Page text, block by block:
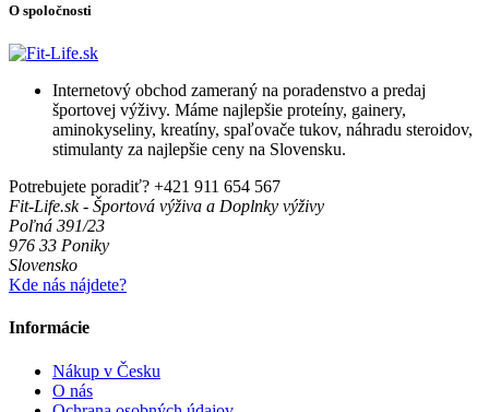
O spoločnosti
Internetový obchod zameraný na poradenstvo a predaj
športovej výživy. Máme najlepšie proteíny, gainery,
aminokyseliny, kreatíny, spaľovače tukov, náhradu steroidov,
stimulanty za najlepšie ceny na Slovensku.
Potrebujete poradiť? +421 911 654 567
Fit-Life.sk - Športová výživa a Doplnky výživy
Poľná 391/23
976 33 Poniky
Slovensko
Kde nás nájdete?
Informácie
Nákup v Česku
O nás